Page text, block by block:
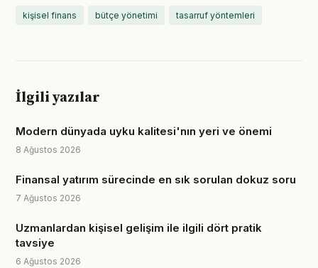
kişisel finans bütçe yönetimi tasarruf yöntemleri
İlgili yazılar
Modern dünyada uyku kalitesi'nın yeri ve önemi
8 Ağustos 2026
Finansal yatırım sürecinde en sık sorulan dokuz soru
7 Ağustos 2026
Uzmanlardan kişisel gelişim ile ilgili dört pratik
tavsiye
6 Ağustos 2026